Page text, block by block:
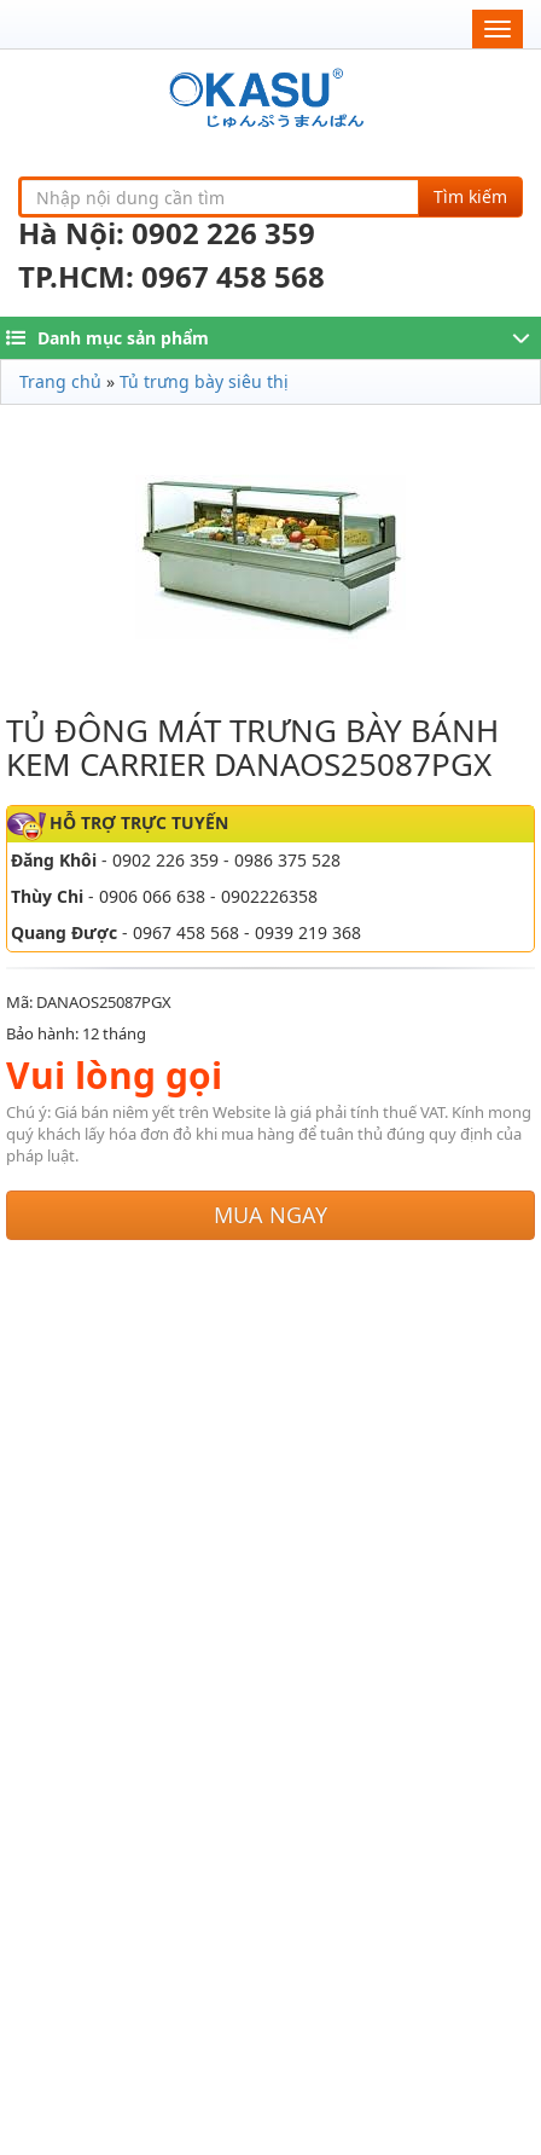
Tìm kiếm
Hà Nội: 0902 226 359
TP.HCM: 0967 458 568
Danh mục sản phẩm
Trang chủ » Tủ trưng bày siêu thị
TỦ ĐÔNG MÁT TRƯNG BÀY BÁNH
KEM CARRIER DANAOS25087PGX
HỖ TRỢ TRỰC TUYẾN
Đăng Khôi - 0902 226 359 - 0986 375 528
Thùy Chi - 0906 066 638 - 0902226358
Quang Được - 0967 458 568 - 0939 219 368
Mã: DANAOS25087PGX
Bảo hành: 12 tháng
Vui lòng gọi
Chú ý: Giá bán niêm yết trên Website là giá phải tính thuế VAT. Kính mong
quý khách lấy hóa đơn đỏ khi mua hàng để tuân thủ đúng quy định của
pháp luật.
MUA NGAY